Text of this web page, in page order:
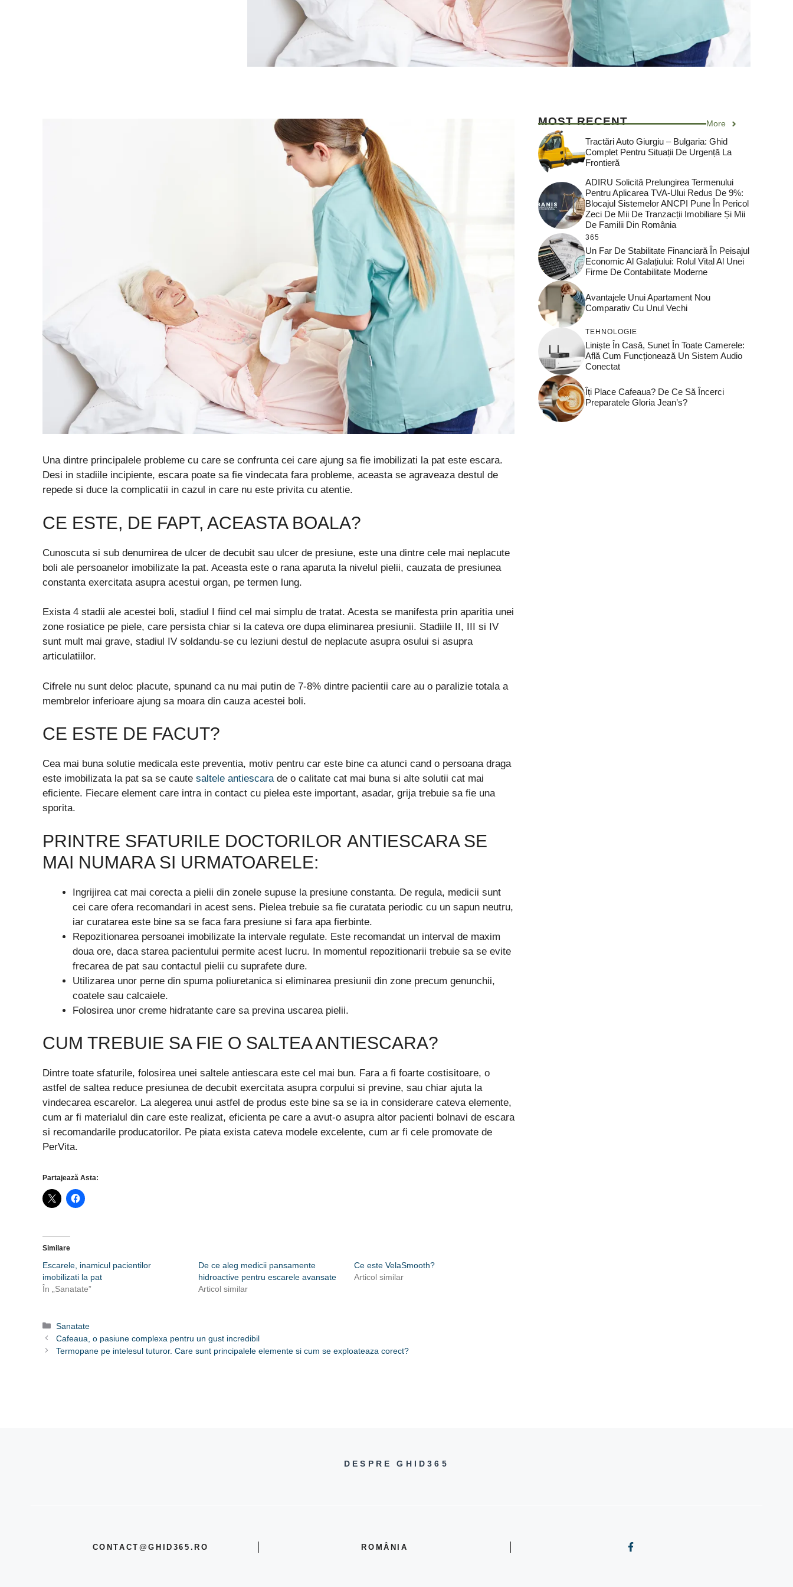
Una dintre principalele probleme cu care se confrunta cei care ajung sa fie imobilizati la pat este escara.
Desi in stadiile incipiente, escara poate sa fie vindecata fara probleme, aceasta se agraveaza destul de
repede si duce la complicatii in cazul in care nu este privita cu atentie.
CE ESTE, DE FAPT, ACEASTA BOALA?
Cunoscuta si sub denumirea de ulcer de decubit sau ulcer de presiune, este una dintre cele mai neplacute
boli ale persoanelor imobilizate la pat. Aceasta este o rana aparuta la nivelul pielii, cauzata de presiunea
constanta exercitata asupra acestui organ, pe termen lung.
Exista 4 stadii ale acestei boli, stadiul I fiind cel mai simplu de tratat. Acesta se manifesta prin aparitia unei
zone rosiatice pe piele, care persista chiar si la cateva ore dupa eliminarea presiunii. Stadiile II, III si IV
sunt mult mai grave, stadiul IV soldandu-se cu leziuni destul de neplacute asupra osului si asupra
articulatiilor.
Cifrele nu sunt deloc placute, spunand ca nu mai putin de 7-8% dintre pacientii care au o paralizie totala a
membrelor inferioare ajung sa moara din cauza acestei boli.
CE ESTE DE FACUT?
Cea mai buna solutie medicala este preventia, motiv pentru car este bine ca atunci cand o persoana draga
este imobilizata la pat sa se caute saltele antiescarade o calitate cat mai buna si alte solutii cat mai
eficiente. Fiecare element care intra in contact cu pielea este important, asadar, grija trebuie sa fie una
sporita.
PRINTRE SFATURILE DOCTORILOR ANTIESCARA SE
MAI NUMARA SI URMATOARELE:
Ingrijirea cat mai corecta a pielii din zonele supuse la presiune constanta. De regula, medicii sunt
cei care ofera recomandari in acest sens. Pielea trebuie sa fie curatata periodic cu un sapun neutru,
iar curatarea este bine sa se faca fara presiune si fara apa fierbinte.
Repozitionarea persoanei imobilizate la intervale regulate. Este recomandat un interval de maxim
doua ore, daca starea pacientului permite acest lucru. In momentul repozitionarii trebuie sa se evite
frecarea de pat sau contactul pielii cu suprafete dure.
Utilizarea unor perne din spuma poliuretanica si eliminarea presiunii din zone precum genunchii,
coatele sau calcaiele.
Folosirea unor creme hidratante care sa previna uscarea pielii.
CUM TREBUIE SA FIE O SALTEA ANTIESCARA?
Dintre toate sfaturile, folosirea unei saltele antiescara este cel mai bun. Fara a fi foarte costisitoare, o
astfel de saltea reduce presiunea de decubit exercitata asupra corpului si previne, sau chiar ajuta la
vindecarea escarelor. La alegerea unui astfel de produs este bine sa se ia in considerare cateva elemente,
cum ar fi materialul din care este realizat, eficienta pe care a avut-o asupra altor pacienti bolnavi de escara
si recomandarile producatorilor. Pe piata exista cateva modele excelente, cum ar fi cele promovate de
PerVita.
Partajează Asta:
Similare
Escarele, inamicul pacientilor
imobilizati la pat
În „Sanatate”
De ce aleg medicii pansamente
hidroactive pentru escarele avansate
Articol similar
Ce este VelaSmooth?
Articol similar
Categorii
Sanatate
Cafeaua, o pasiune complexa pentru un gust incredibil
Termopane pe intelesul tuturor. Care sunt principalele elemente si cum se exploateaza corect?
MOST RECENT More
Tractări Auto Giurgiu – Bulgaria: Ghid
Complet Pentru Situații De Urgență La
Frontieră
ADIRU Solicită Prelungirea Termenului
Pentru Aplicarea TVA-Ului Redus De 9%:
Blocajul Sistemelor ANCPI Pune În Pericol
Zeci De Mii De Tranzacții Imobiliare Și Mii
De Familii Din România
365
Un Far De Stabilitate Financiară În Peisajul
Economic Al Galațiului: Rolul Vital Al Unei
Firme De Contabilitate Moderne
Avantajele Unui Apartament Nou
Comparativ Cu Unul Vechi
TEHNOLOGIE
Liniște În Casă, Sunet În Toate Camerele:
Află Cum Funcționează Un Sistem Audio
Conectat
Îți Place Cafeaua? De Ce Să Încerci
Preparatele Gloria Jean’s?
DESPRE GHID365
CONTACT@GHID365.RO ROMÂNIA